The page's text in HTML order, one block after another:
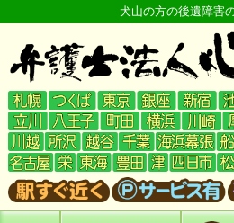
犬山の方の後遺障害